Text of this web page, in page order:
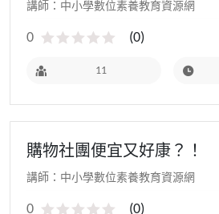
講師：中小學數位素養教育資源網
0 (0)
11
購物社團便宜又好康？！
講師：中小學數位素養教育資源網
0 (0)